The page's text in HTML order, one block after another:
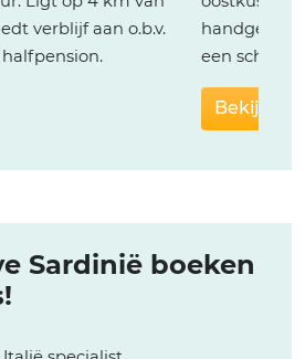
verblijf aan o.b.v.
een
Bekijken
Sardinië boeken